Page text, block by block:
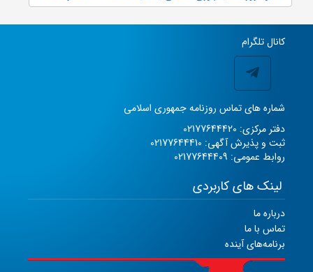
کانال تلگرام
شماره های تماس روزنامه جمهوری اسلامی
دفتر مرکزی: 02177644420
ثبت و پذیرش آگهی: 02177644410
روابط عمومی: 02177644409
لینک های کاربردی
درباره ما
تماس با ما
برنامه‌های آینده